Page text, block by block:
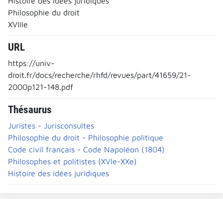
Philosophie du droit
XVIIIe
URL
https://univ-
droit.fr/docs/recherche/rhfd/revues/part/41659/21-
2000p121-148.pdf
Thésaurus
Juristes - Jurisconsultes
Philosophie du droit - Philosophie politique
Code civil français - Code Napoléon (1804)
Philosophes et politistes (XVIe-XXe)
Histoire des idées juridiques